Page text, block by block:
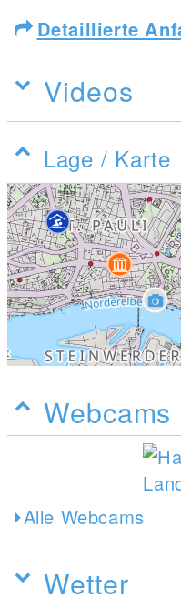
Detaillierte
Videos
Lage / Karte
Webcams
Alle Webcams
Wetter